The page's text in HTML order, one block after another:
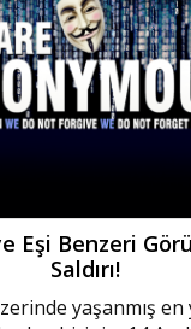
Eşi Benzeri
Saldırı!
yaşanmış en